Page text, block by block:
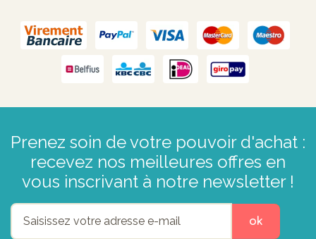
Prenez soin de votre pouvoir d'achat :
recevez nos meilleures offres en
vous inscrivant à notre newsletter !
ok